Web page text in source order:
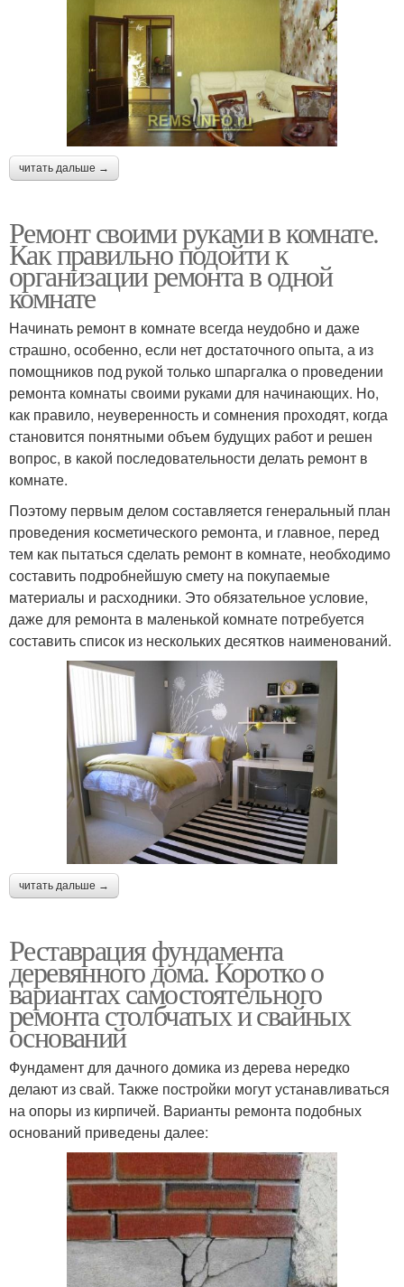
читать дальше →
Ремонт своими руками в комнате.
Как правильно подойти к
организации ремонта в одной
комнате
Начинать ремонт в комнате всегда неудобно и даже
страшно, особенно, если нет достаточного опыта, а из
помощников под рукой только шпаргалка о проведении
ремонта комнаты своими руками для начинающих. Но,
как правило, неуверенность и сомнения проходят, когда
становится понятными объем будущих работ и решен
вопрос, в какой последовательности делать ремонт в
комнате.
Поэтому первым делом составляется генеральный план
проведения косметического ремонта, и главное, перед
тем как пытаться сделать ремонт в комнате, необходимо
составить подробнейшую смету на покупаемые
материалы и расходники. Это обязательное условие,
даже для ремонта в маленькой комнате потребуется
составить список из нескольких десятков наименований.
читать дальше →
Реставрация фундамента
деревянного дома. Коротко о
вариантах самостоятельного
ремонта столбчатых и свайных
оснований
Фундамент для дачного домика из дерева нередко
делают из свай. Также постройки могут устанавливаться
на опоры из кирпичей. Варианты ремонта подобных
оснований приведены далее: